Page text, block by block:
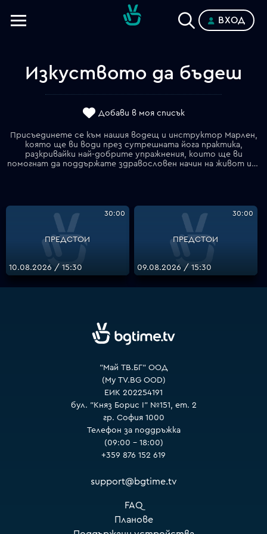
Категории
ВХОД
Изкуството да бъдеш
Добави в моя списък
Присъединете се към нашия водещ и инструктор Марлен,
която ще ви води през сутрешната йога практика,
разкривайки най-добрите упражнения, които ще ви
помогнат да поддържате здравословен начин на живот и положително отношение.
ПРЕДСТОИ
30:00
10.08.2026 / 15:30
ПРЕДСТОИ
30:00
09.08.2026 / 15:30
"Май ТВ.БГ" ООД
(My TV.BG OOD)
ЕИК 202254191
бул. "Княз Борис I" №151, ет. 2
гр. София 1000
Телефон за поддръжка
(09:00 – 18:00)
+359 876 152 619
support@bgtime.tv
FAQ
Планове